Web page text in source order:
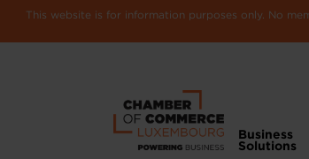
This website is for information purposes only. No
Business
Solutions